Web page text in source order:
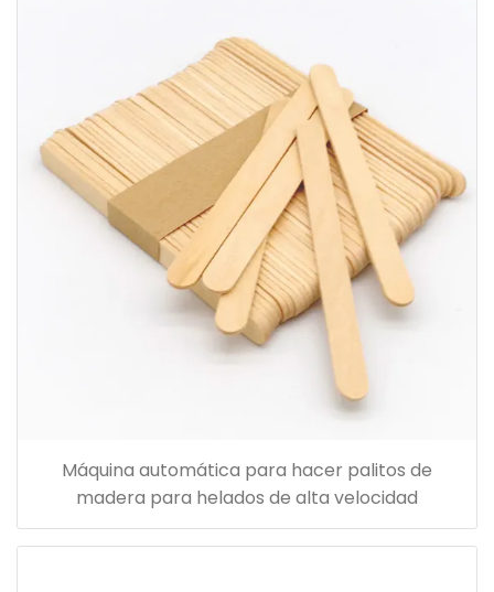
Máquina automática para hacer palitos de
madera para helados de alta velocidad